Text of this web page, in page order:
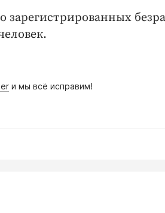
зарегистрированных
и мы всё исправим!